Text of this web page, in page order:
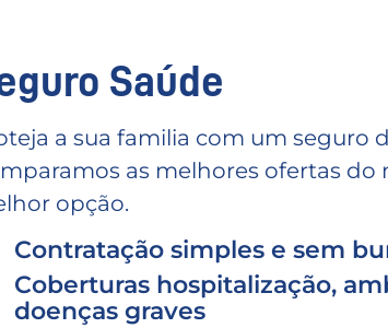
Saúde
a sua familia com um seguro
as melhores ofertas
opção.
Contratação simples e sem
Coberturas hospitalização,
doenças graves